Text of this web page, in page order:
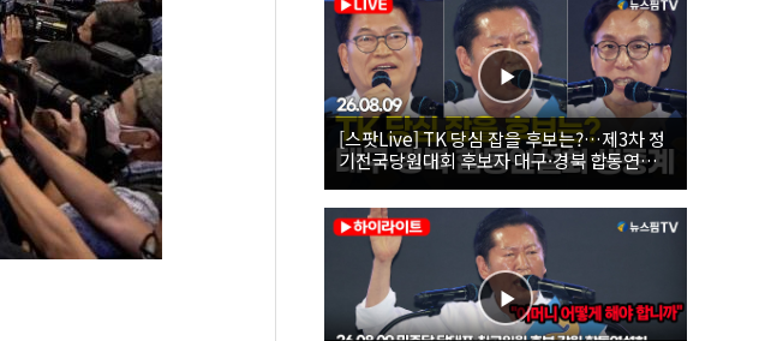
[스팟Live] TK 당심 잡을 후보는?…제3차 정
기전국당원대회 후보자 대구·경북 합동연설
회 생중계 | 26.08.09